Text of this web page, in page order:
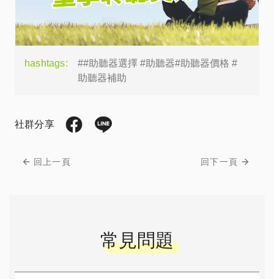
hashtags:
##助聽器選擇 #助聽器#助聽器價格 #
助聽器補助
社群分享
回上一頁 回下一頁
常見問題